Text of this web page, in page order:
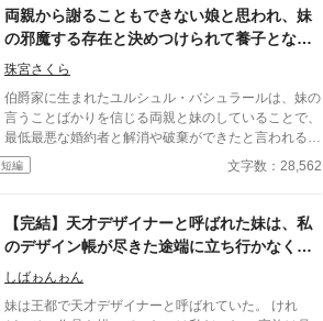
両親から謝ることもできない娘と思われ、妹
の邪魔する存在と決めつけられて養子となり
ましたが、必要のないもの全てを捨てて幸せ
珠宮さくら
伯爵家に生まれたユルシュル・バシュラールは、妹の
言うことばかりを信じる両親と妹のしていることで、
最低最悪な婚約者と解消や破棄ができたと言われる
日々を送っていた。 一見良いことのように思えるこ
とだが、実際は妹がしていることは褒められることで
や王妃や側妃たちによって、ユルシュルは心労の尽き
ない日々を送っているというのにそれに気づいてくれ
る人は周りにいなかったことで、ユルシュルはいつ倒
れてもおかしくない状態が続いていたのだが……。
短編 文字数：28,562
【完結】天才デザイナーと呼ばれた妹は、私
のデザイン帳が尽きた途端に立ち行かなくな
りました
しばゎんゎん
妹は王都で天才デザイナーと呼ばれていた。 けれ